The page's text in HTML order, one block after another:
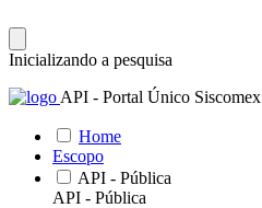
Inicializando a pesquisa
API - Portal Único Siscomex
Home
Escopo
API - Pública
API - Pública